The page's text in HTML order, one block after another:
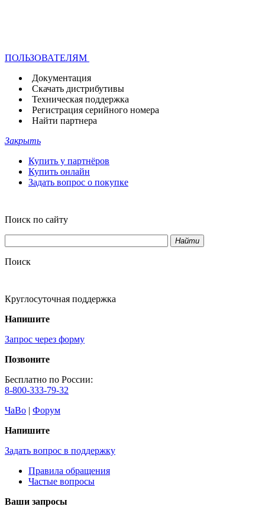
ПОЛЬЗОВАТЕЛЯМ
Документация
Скачать дистрибутивы
Техническая поддержка
Регистрация серийного номера
Найти партнера
Закрыть
Купить у партнёров
Купить онлайн
Задать вопрос о покупке
Поиск по сайту
Найти
Поиск
Круглосуточная поддержка
Напишите
Запрос через форму
Позвоните
Бесплатно по России:
8-800-333-79-32
ЧаВо | Форум
Напишите
Задать вопрос в поддержку
Правила обращения
Частые вопросы
Ваши запросы